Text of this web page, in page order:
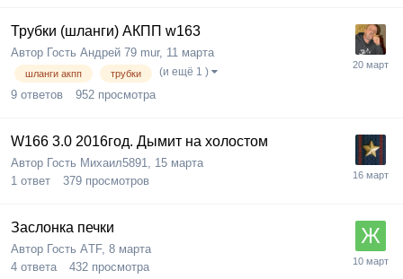
Трубки (шланги) АКПП w163
Автор Гость Андрей 79 mur, 11 марта
шланги акпп трубки (и ещё 1 )
9 ответов 952 просмотра
W166 3.0 2016год. Дымит на холостом
Автор Гость Михаил5891, 15 марта
1 ответ 379 просмотров
Заслонка печки
Автор Гость АTF, 8 марта
4 ответа 432 просмотра